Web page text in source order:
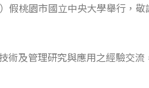
假桃園市國立中央大學舉行，
術及管理研究與應用之經驗交